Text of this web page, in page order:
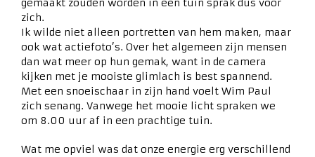
gemaakt zouden worden in een tuin sprak dus voor
zich.
Ik wilde niet alleen portretten van hem maken, maar
ook wat actiefoto’s. Over het algemeen zijn mensen
dan wat meer op hun gemak, want in de camera
kijken met je mooiste glimlach is best spannend.
Met een snoeischaar in zijn hand voelt Wim Paul
zich senang. Vanwege het mooie licht spraken we
om 8.00 uur af in een prachtige tuin.
Wat me opviel was dat onze energie erg verschillend